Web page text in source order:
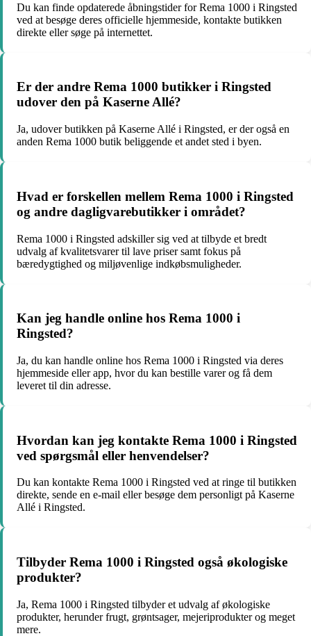
Du kan finde opdaterede åbningstider for Rema 1000 i Ringsted
ved at besøge deres officielle hjemmeside, kontakte butikken
direkte eller søge på internettet.
Er der andre Rema 1000 butikker i Ringsted
udover den på Kaserne Allé?
Ja, udover butikken på Kaserne Allé i Ringsted, er der også en
anden Rema 1000 butik beliggende et andet sted i byen.
Hvad er forskellen mellem Rema 1000 i Ringsted
og andre dagligvarebutikker i området?
Rema 1000 i Ringsted adskiller sig ved at tilbyde et bredt
udvalg af kvalitetsvarer til lave priser samt fokus på
bæredygtighed og miljøvenlige indkøbsmuligheder.
Kan jeg handle online hos Rema 1000 i
Ringsted?
Ja, du kan handle online hos Rema 1000 i Ringsted via deres
hjemmeside eller app, hvor du kan bestille varer og få dem
leveret til din adresse.
Hvordan kan jeg kontakte Rema 1000 i Ringsted
ved spørgsmål eller henvendelser?
Du kan kontakte Rema 1000 i Ringsted ved at ringe til butikken
direkte, sende en e-mail eller besøge dem personligt på Kaserne
Allé i Ringsted.
Tilbyder Rema 1000 i Ringsted også økologiske
produkter?
Ja, Rema 1000 i Ringsted tilbyder et udvalg af økologiske
produkter, herunder frugt, grøntsager, mejeriprodukter og meget
mere.